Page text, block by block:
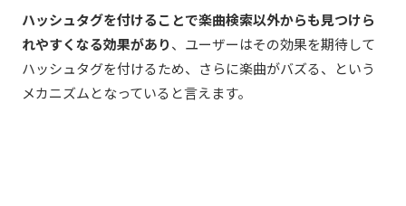
ハッシュタグを付けることで楽曲検索以外からも見つけら
れやすくなる効果があり、ユーザーはその効果を期待して
ハッシュタグを付けるため、さらに楽曲がバズる、という
メカニズムとなっていると言えます。